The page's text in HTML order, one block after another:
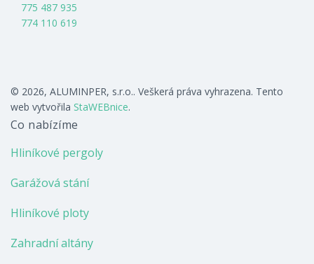
775 487 935
774 110 619
© 2026, ALUMINPER, s.r.o.. Veškerá práva vyhrazena. Tento
web vytvořila StaWEBnice.
Co nabízíme
Hliníkové pergoly
Garážová stání
Hliníkové ploty
Zahradní altány